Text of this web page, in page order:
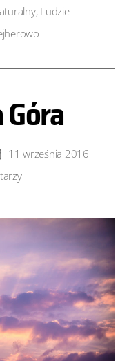
, Ludzie
11 września 2016
do